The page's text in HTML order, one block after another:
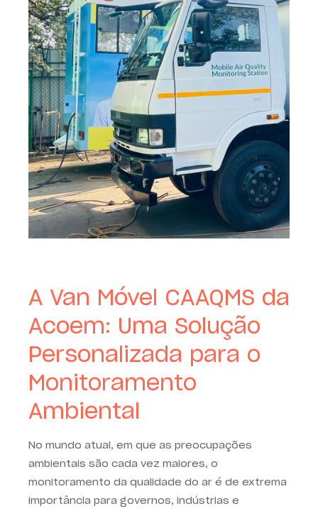
A Van Móvel CAAQMS da
Acoem: Uma Solução
Personalizada para o
Monitoramento
Ambiental
No mundo atual, em que as preocupações
ambientais são cada vez maiores, o
monitoramento da qualidade do ar é de extrema
importância para governos, indústrias e